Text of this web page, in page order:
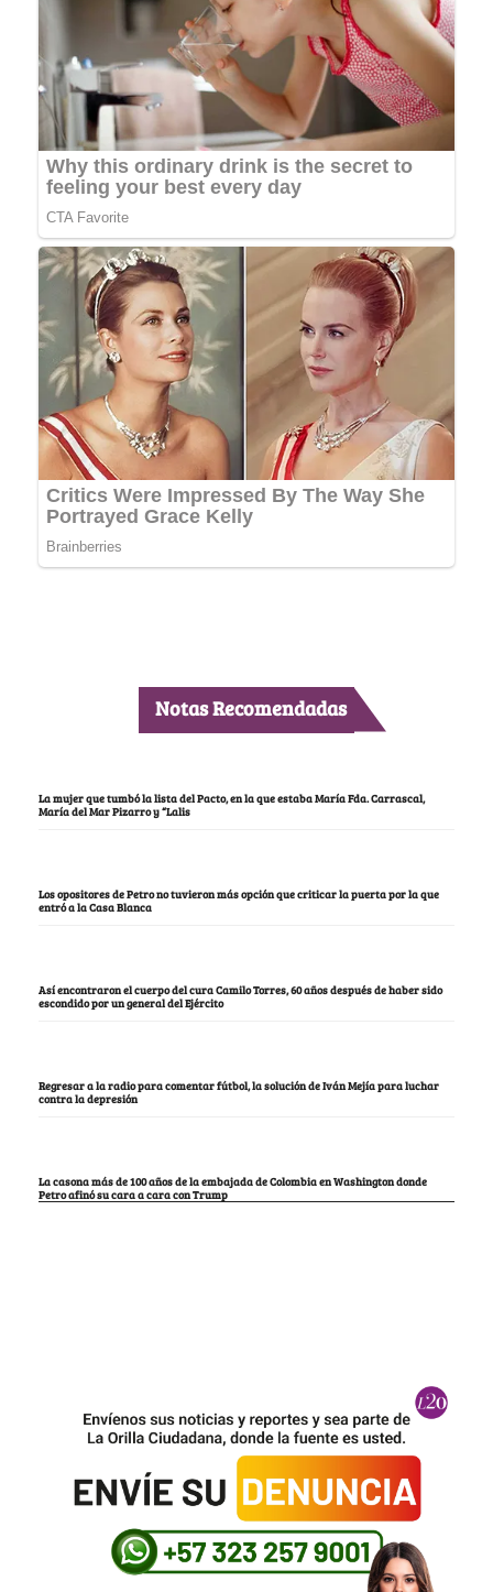
Notas Recomendadas
La mujer que tumbó la lista del Pacto, en la que estaba María Fda. Carrascal,
María del Mar Pizarro y “Lalis
Los opositores de Petro no tuvieron más opción que criticar la puerta por la que
entró a la Casa Blanca
Así encontraron el cuerpo del cura Camilo Torres, 60 años después de haber sido
escondido por un general del Ejército
Regresar a la radio para comentar fútbol, la solución de Iván Mejía para luchar
contra la depresión
La casona más de 100 años de la embajada de Colombia en Washington donde
Petro afinó su cara a cara con Trump